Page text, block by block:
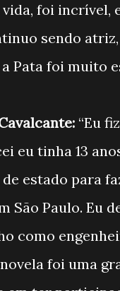
foi incrível,
sendo
Pata foi muito
“Eu
eu tinha 13
estado para
São Paulo. Eu
como
foi uma